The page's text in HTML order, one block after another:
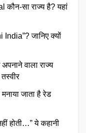
कौन-सा राज्य है? यहां
India”? जानिए क्यों
वाला राज्य
जाता है रेड
होती…” ये कहानी